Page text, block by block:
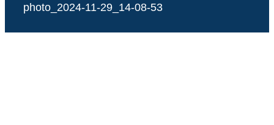
photo_2024-11-29_14-08-53